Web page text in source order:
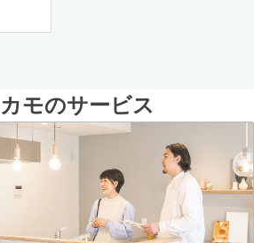
モのサービス